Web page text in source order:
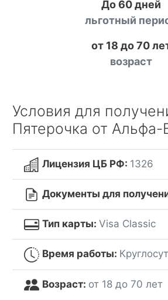
До 60 дней
льготный
от 18 до 70
возраст
Условия для
Пятерочка от Альфа-
Лицензия ЦБ РФ: 1326
Документы для
Тип карты: Visa Classic
Время работы:
Возраст: от 18 до 70 лет